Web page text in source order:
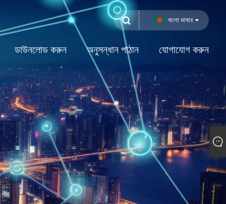
বাংলা ভাষার
ডাউনলোড করুন অনুসন্ধান পাঠান যোগাযোগ করুন